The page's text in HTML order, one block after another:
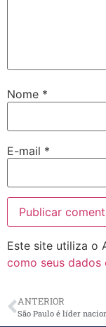
Nome *
E-mail *
Este site utiliza o
como seus dados
ANTERIOR